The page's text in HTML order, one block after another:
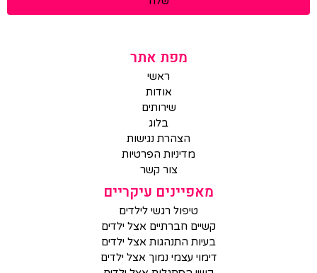
מפת אתר
ראשי
אודות
שירותים
בלוג
הצהרת נגישות
מדיניות הפרטיות
צור קשר
מאפיינים עיקריים
טיפול רגשי לילדים
קשיים חברתיים אצל ילדים
בעיות התנהגות אצל ילדים
דימוי עצמי נמוך אצל ילדים